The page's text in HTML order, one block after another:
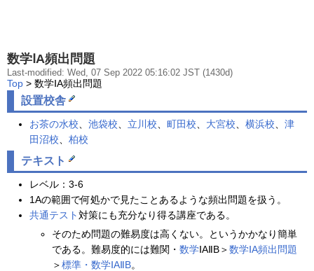
数学ⅠA頻出問題
Last-modified: Wed, 07 Sep 2022 05:16:02 JST (1430d)
Top > 数学ⅠA頻出問題
設置校舎
お茶の水校 池袋校 立川校 町田校 大宮校 横浜校
津
田沼校
柏校
テキスト
レベル：3‐6
1Aの範囲で何処かで見たことあるような頻出問題を扱う。
共通テスト対策にも充分なり得る講座である。
そのため問題の難易度は高くない。というかかなり簡単
である。難易度的には難関・ 数学ⅠAⅡB＞数学ⅠA頻出問題
＞標準・数学ⅠAⅡB。